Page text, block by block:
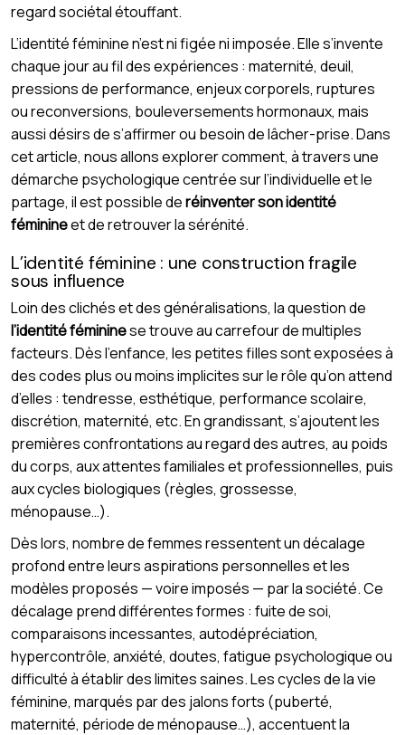
regard sociétal étouffant.
L’identité féminine n’est ni figée ni imposée. Elle s’invente
chaque jour au fil des expériences : maternité, deuil,
pressions de performance, enjeux corporels, ruptures
ou reconversions, bouleversements hormonaux, mais
aussi désirs de s’affirmer ou besoin de lâcher-prise. Dans
cet article, nous allons explorer comment, à travers une
démarche psychologique centrée sur l’individuelle et le
partage, il est possible deréinventer son identité
féminineet de retrouver la sérénité.
L’identité féminine : une construction fragile
sous influence
Loin des clichés et des généralisations, la question de
l’identité fémininese trouve au carrefour de multiples
facteurs. Dès l’enfance, les petites filles sont exposées à
des codes plus ou moins implicites sur le rôle qu’on attend
d’elles : tendresse, esthétique, performance scolaire,
discrétion, maternité, etc. En grandissant, s’ajoutent les
premières confrontations au regard des autres, au poids
du corps, aux attentes familiales et professionnelles, puis
aux cycles biologiques (règles, grossesse,
ménopause…).
Dès lors, nombre de femmes ressentent un décalage
profond entre leurs aspirations personnelles et les
modèles proposés — voire imposés — par la société. Ce
décalage prend différentes formes : fuite de soi,
comparaisons incessantes, autodépréciation,
hypercontrôle, anxiété, doutes, fatigue psychologique ou
difficulté à établir des limites saines. Les cycles de la vie
féminine, marqués par des jalons forts (puberté,
maternité, période de ménopause…), accentuent la